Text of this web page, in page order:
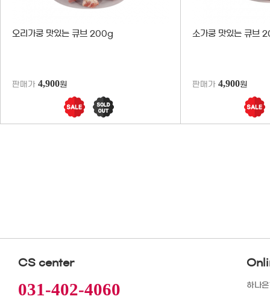
오리가쿵 맛있는 큐브 200g
판매가 4,900원
소가쿵 맛있는 큐브
판매가 4,900원
CS center
031-402-4060 하나